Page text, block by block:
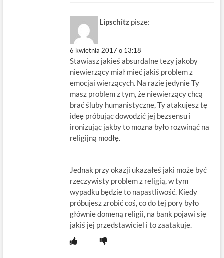
Lipschitz pisze:
6 kwietnia 2017 o 13:18
Stawiasz jakieś absurdalne tezy jakoby
niewierzący miał mieć jakiś problem z
emocjai wierzących. Na razie jedynie Ty
masz problem z tym, że niewierzący chcą
brać śluby humanistyczne, Ty atakujesz tę
ideę próbując dowodzić jej bezsensu i
ironizując jakby to mozna było rozwinąć na
religijną modłę.
Jednak przy okazji ukazałeś jaki może być
rzeczywisty problem z religią, w tym
wypadku będzie to napastliwość. Kiedy
próbujesz zrobić coś, co do tej pory było
głównie domeną religii, na bank pojawi się
jakiś jej przedstawiciel i to zaatakuje.